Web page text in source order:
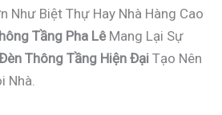
Như Biệt Thự Hay Nhà Hàng Cao
Tầng Pha LêMang Lại Sự
Thông Tầng Hiện Đại Tạo Nên
Nhà.